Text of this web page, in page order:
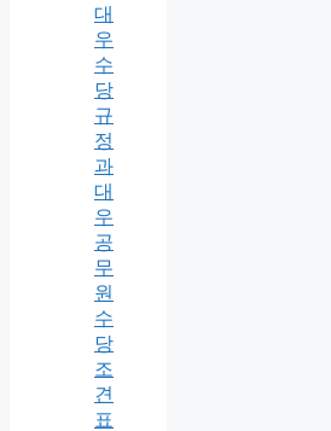
대
우
수
당
규
정
과
대
우
공
무
원
수
당
조
견
표